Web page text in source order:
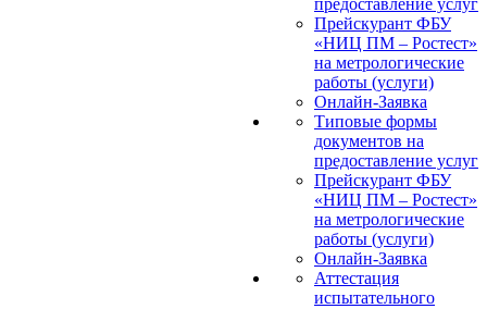
предоставление услуг
Прейскурант ФБУ
«НИЦ ПМ – Ростест»
на метрологические
работы (услуги)
Онлайн-Заявка
Типовые формы
документов на
предоставление услуг
Прейскурант ФБУ
«НИЦ ПМ – Ростест»
на метрологические
работы (услуги)
Онлайн-Заявка
Аттестация
испытательного